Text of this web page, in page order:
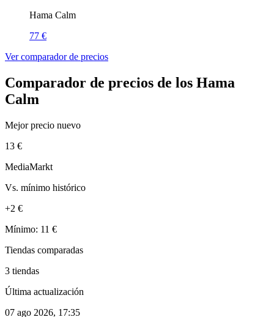
Hama Calm
77 €
Ver comparador de precios
Comparador de precios de los Hama
Calm
Mejor precio nuevo
13 €
MediaMarkt
Vs. mínimo histórico
+2 €
Mínimo: 11 €
Tiendas comparadas
3 tiendas
Última actualización
07 ago 2026, 17:35